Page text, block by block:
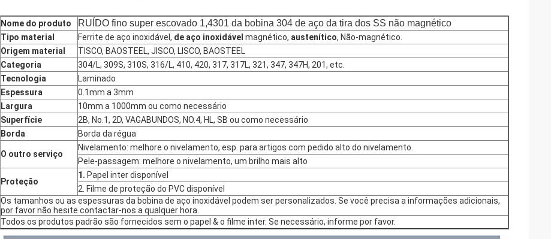
Nome do produto RUÍDO fino super escovado 1,4301 da bobina 304 de aço da tira dos SS não magnético
Tipo material Ferrite de aço inoxidável, de aço inoxidável magnético, austenítico, Não-magnético.
Origem material
TISCO, BAOSTEEL, JISCO, LISCO, BAOSTEEL
Categoria
304/L, 309S, 310S, 316/L, 410, 420, 317, 317L, 321, 347, 347H, 201, etc.
Tecnologia
Laminado
Espessura
0.1mm a 3mm
Largura
10mm a 1000mm ou como necessário
Superfície
2B, No.1, 2D, VAGABUNDOS, NO.4, HL, SB ou como necessário
Borda
Borda da régua
O outro serviço
Nivelamento: melhore o nivelamento, esp. para artigos com pedido alto do nivelamento.
Pele-passagem: melhore o nivelamento, um brilho mais alto
Proteção
1. Papel inter disponível
2. Filme de proteção do PVC disponível
Os tamanhos ou as espessuras da bobina de aço inoxidável podem ser personalizados. Se você precisa a informações adicionais,
por favor não hesite contactar-nos a qualquer hora.
Todos os produtos padrão são fornecidos sem o papel & o filme inter. Se necessário, informe por favor.